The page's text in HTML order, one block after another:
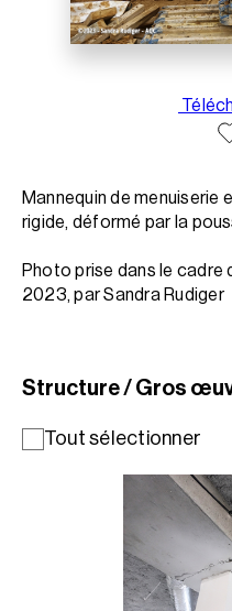
Mannequin de
rigide, déformé par la
Photo prise dans le cadre
2023, par Sandra Rudiger
Structure / Gros
Tout sélectionner